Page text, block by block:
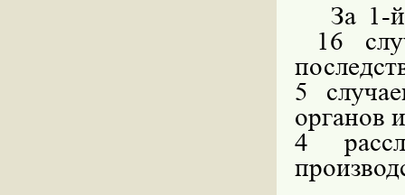
За 1-
16
5
органов
4